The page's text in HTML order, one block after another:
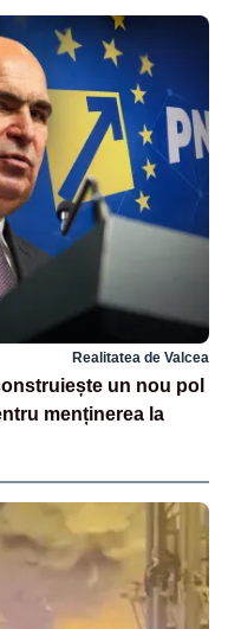
Realitatea de Valcea
un nou pol
menținerea la